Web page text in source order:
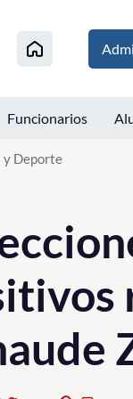
Funcionarios
y Deporte